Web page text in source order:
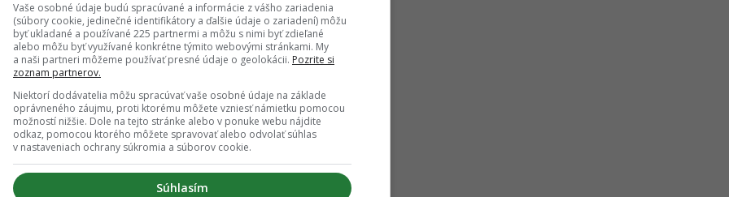
Vaše osobné údaje budú spracúvané a informácie z vášho zariadenia
(súbory cookie, jedinečné identifikátory a ďalšie údaje o zariadení) môžu
byť ukladané a používané 225 partnermi a môžu s nimi byť zdieľané
alebo môžu byť využívané konkrétne týmito webovými stránkami. My
a naši partneri môžeme používať presné údaje o geolokácii. Pozrite si
zoznam partnerov.
Niektorí dodávatelia môžu spracúvať vaše osobné údaje na základe
oprávneného záujmu, proti ktorému môžete vzniesť námietku pomocou
možností nižšie. Dole na tejto stránke alebo v ponuke webu nájdite
odkaz, pomocou ktorého môžete spravovať alebo odvolať súhlas
v nastaveniach ochrany súkromia a súborov cookie.
Súhlasím